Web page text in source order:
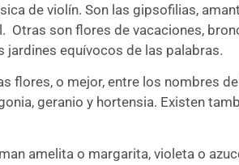
de violín. Son las gipsofilias,
Otras son flores de vacaciones,
jardines equívocos de las palabras.
flores, o mejor, entre los nombres
geranio y hortensia. Existen
amelita o margarita, violeta o